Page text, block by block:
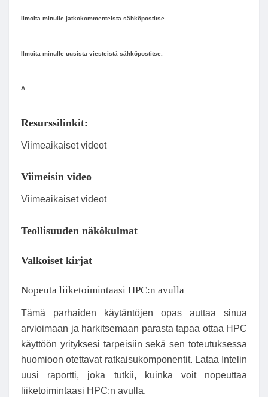
Ilmoita minulle jatkokommenteista sähköpostitse.
Ilmoita minulle uusista viesteistä sähköpostitse.
Δ
Resurssilinkit:
Viimeaikaiset videot
Viimeisin video
Viimeaikaiset videot
Teollisuuden näkökulmat
Valkoiset kirjat
Nopeuta liiketoimintaasi HPC:n avulla
Tämä parhaiden käytäntöjen opas auttaa sinua
arvioimaan ja harkitsemaan parasta tapaa ottaa HPC
käyttöön yrityksesi tarpeisiin sekä sen toteutuksessa
huomioon otettavat ratkaisukomponentit. Lataa Intelin
uusi raportti, joka tutkii, kuinka voit nopeuttaa
liiketoimintaasi HPC:n avulla.